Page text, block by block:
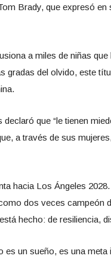
Brady, que expresó
a miles de niñas
gradas del olvido, este
que “le tienen
a través de sus
hacia Los Ángeles
dos veces campeón
hecho: de resiliencia,
es un sueño, es una meta